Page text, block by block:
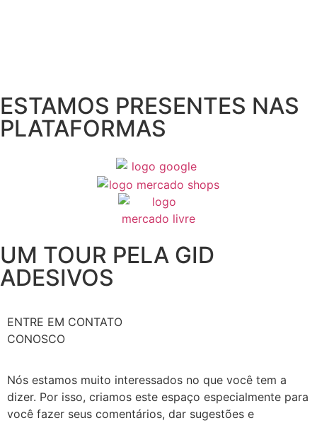
ESTAMOS PRESENTES NAS
PLATAFORMAS
UM TOUR PELA GID
ADESIVOS
ENTRE EM CONTATO
CONOSCO
Nós estamos muito interessados no que você tem a
dizer. Por isso, criamos este espaço especialmente para
você fazer seus comentários, dar sugestões e